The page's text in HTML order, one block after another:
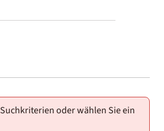
oder wählen Sie ein